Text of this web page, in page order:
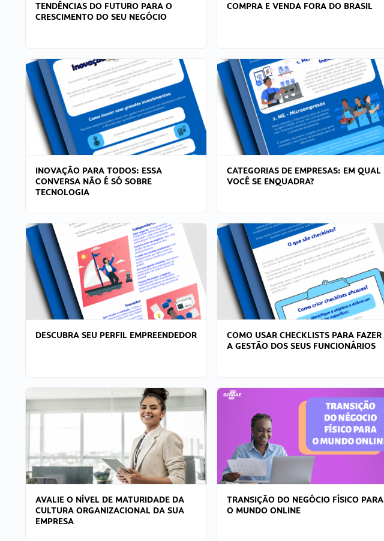
TENDÊNCIAS DO FUTURO PARA O
CRESCIMENTO DO SEU NEGÓCIO
COMPRA E VENDA FORA DO BRASIL
INOVAÇÃO PARA TODOS: ESSA
CONVERSA NÃO É SÓ SOBRE
TECNOLOGIA
CATEGORIAS DE EMPRESAS: EM QUAL
VOCÊ SE ENQUADRA?
DESCUBRA SEU PERFIL EMPREENDEDOR
COMO USAR CHECKLISTS PARA FAZER
A GESTÃO DOS SEUS FUNCIONÁRIOS
AVALIE O NÍVEL DE MATURIDADE DA
CULTURA ORGANIZACIONAL DA SUA
EMPRESA
TRANSIÇÃO DO NEGÓCIO FÍSICO PARA
O MUNDO ONLINE